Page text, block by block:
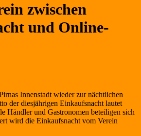
zwischen
und Online-
Innenstadt wieder zur nächtlichen
der diesjährigen Einkaufsnacht lautet
Händler und Gastronomen beteiligen sich
wird die Einkaufsnacht vom Verein